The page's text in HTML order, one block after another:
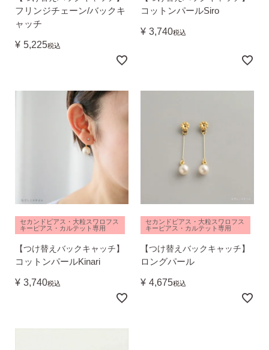
ピアスホールアドバイザー
なでしこスタイルの
安心サポート
1）「ピアス初めてBOOK」同梱
このBOOKなら、
ピアス初心者さんの素朴な疑問を解消です
フリンジチェーン/バックキ
ャッチ
¥ 5,225税込
コットンパールSiro
¥ 3,740税込
セカンドピアス・大粒スワロフス
キーピアス・カルテット専用
【つけ替えバックキャッチ】
コットンパールKinari
¥ 3,740税込
セカンドピアス・大粒スワロフス
キーピアス・カルテット専用
【つけ替えバックキャッチ】
ロングパール
¥ 4,675税込